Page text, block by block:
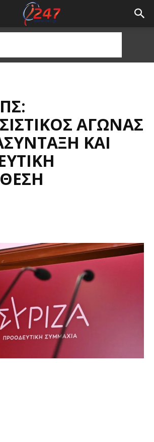
ΑΓΏΝΑΣ
ΚΑΙ